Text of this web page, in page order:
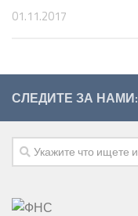
01.11.2017
СЛЕДИТЕ ЗА НАМИ: